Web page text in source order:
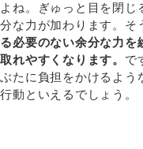
ね。ぎゅっと目を閉じ
な力が加わります。そ
必要のない余分な力を
れやすくなります。 で
たに負担をかけるよう
動といえるでしょう。